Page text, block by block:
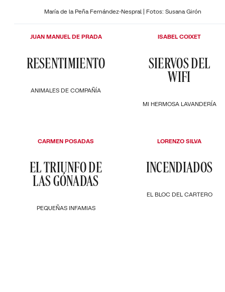
María de la Peña Fernández-Nespral | Fotos: Susana Girón
ANIMALES DE COMPAÑÍA
RESENTIMIENTO
JUAN MANUEL DE PRADA
MI HERMOSA LAVANDERÍA
SIERVOS DEL
WIFI
ISABEL COIXET
PEQUEÑAS INFAMIAS
EL TRIUNFO DE
LAS GÓNADAS
CARMEN POSADAS
EL BLOC DEL CARTERO
INCENDIADOS
LORENZO SILVA